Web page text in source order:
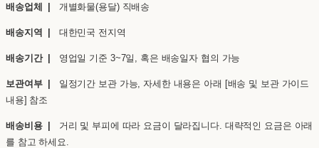
배송업체 | 개별화물(용달) 직배송
배송지역 | 대한민국 전지역
배송기간 | 영업일 기준 3~7일, 혹은 배송일자 협의 가능
보관여부 | 일정기간 보관 가능, 자세한 내용은 아래 [배송 및 보관 가이드
내용] 참조
배송비용 | 거리 및 부피에 따라 요금이 달라집니다. 대략적인 요금은 아래
를 참고 하세요.